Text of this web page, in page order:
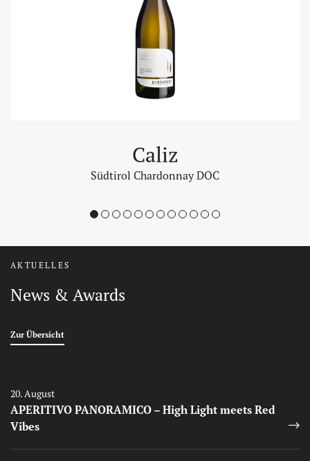
Caliz
Südtirol Chardonnay DOC
1 2 3 4 5 6 7 8 9 101112
AKTUELLES
News & Awards
Zur Übersicht
20. August
APERITIVO PANORAMICO – High Light meets Red
Vibes
Auszeichnungen